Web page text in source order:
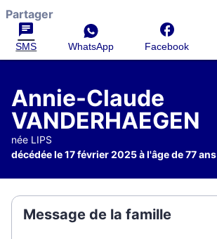
Partager
SMS WhatsApp Facebook
Annie-Claude
VANDERHAEGEN
née LIPS
décédée le 17 février 2025 à l'âge de 77 ans
Message de la famille